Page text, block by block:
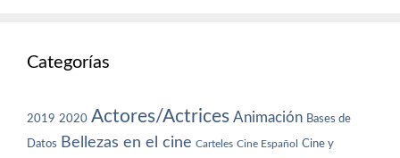
Categorías
2019 2020 Actores/Actrices Animación Bases de
Datos Bellezas en el cine Carteles Cine Español Cine y